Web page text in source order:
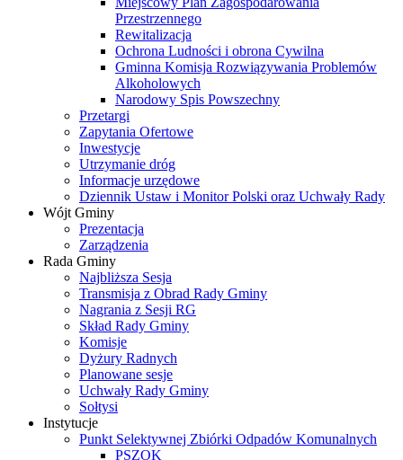
Przestrzennego
Rewitalizacja
Ochrona Ludności i obrona Cywilna
Gminna Komisja Rozwiązywania Problemów
Alkoholowych
Narodowy Spis Powszechny
Przetargi
Zapytania Ofertowe
Inwestycje
Utrzymanie dróg
Informacje urzędowe
Dziennik Ustaw i Monitor Polski oraz Uchwały Rady
Wójt Gminy
Prezentacja
Zarządzenia
Rada Gminy
Najbliższa Sesja
Transmisja z Obrad Rady Gminy
Nagrania z Sesji RG
Skład Rady Gminy
Komisje
Dyżury Radnych
Planowane sesje
Uchwały Rady Gminy
Sołtysi
Instytucje
Punkt Selektywnej Zbiórki Odpadów Komunalnych
PSZOK